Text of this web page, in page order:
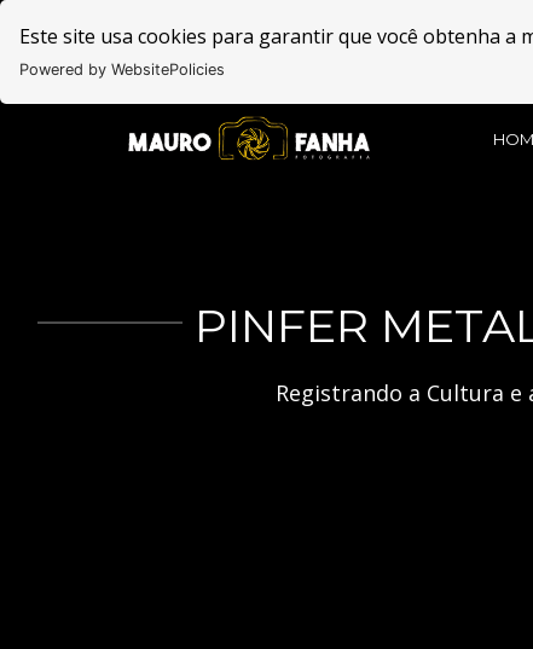
Este site usa cookies para garantir que você obtenha a
Powered by WebsitePolicies
PINFER
Registrando a Cultura e